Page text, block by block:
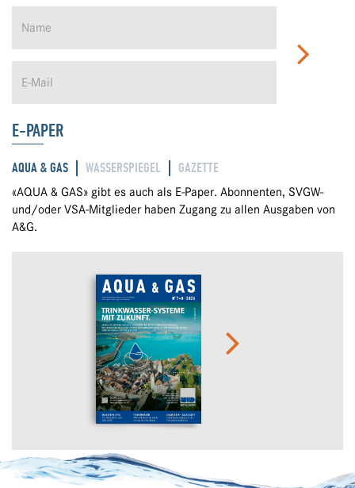
E-PAPER
AQUA & GAS WASSERSPIEGEL GAZETTE
«AQUA & GAS» gibt es auch als E-Paper. Abonnenten, SVGW-
und/oder VSA-Mitglieder haben Zugang zu allen Ausgaben von
A&G.